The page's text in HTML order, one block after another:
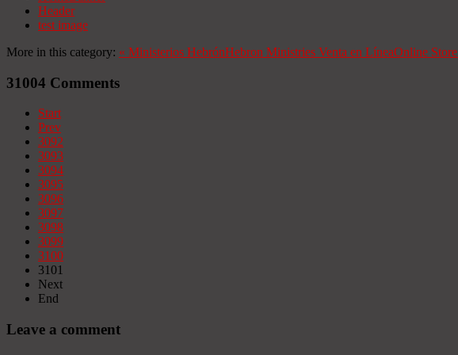
Header
test image
More in this category: « Ministerios HebrónHebron Ministries Venta en LíneaOnline Store
31004 Comments
Start
Prev
3092
3093
3094
3095
3096
3097
3098
3099
3100
3101
Next
End
Leave a comment